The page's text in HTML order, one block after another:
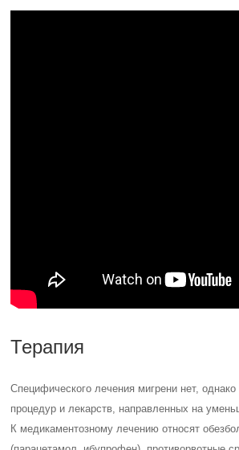
Терапия
Специфического лечения мигрени нет,
процедур и лекарств, направленных на
К медикаментозному лечению относят